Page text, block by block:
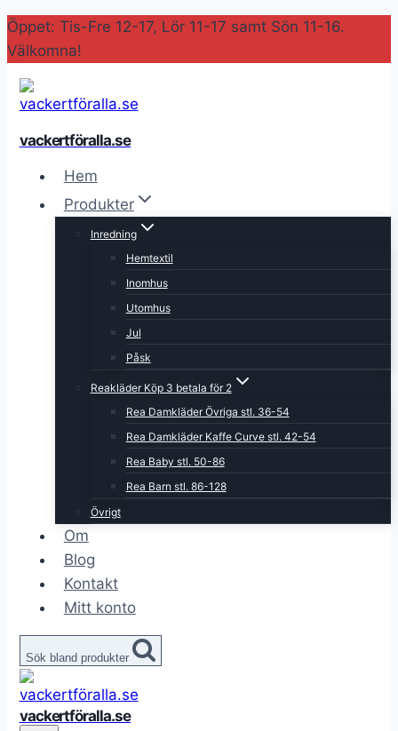
Skip
to
content
Öppet: Tis-Fre 12-17, Lör 11-17 samt Sön 11-16.
Välkomna!
vackertföralla.se
Hem
Produkter
Inredning
Hemtextil
Inomhus
Utomhus
Jul
Påsk
Reakläder Köp 3 betala för 2
Rea Damkläder Övriga stl. 36-54
Rea Damkläder Kaffe Curve stl. 42-54
Rea Baby stl. 50-86
Rea Barn stl. 86-128
Övrigt
Om
Blog
Kontakt
Mitt konto
Sök bland produkter
vackertföralla.se